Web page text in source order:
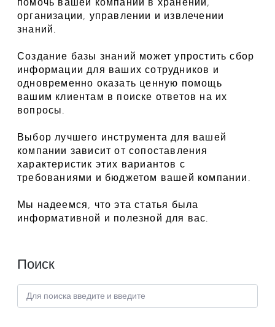
организации, управлении и извлечении
знаний.
Создание базы знаний может упростить сбор
информации для ваших сотрудников и
одновременно оказать ценную помощь
вашим клиентам в поиске ответов на их
вопросы.
Выбор лучшего инструмента для вашей
компании зависит от сопоставления
характеристик этих вариантов с
требованиями и бюджетом вашей компании.
Мы надеемся, что эта статья была
информативной и полезной для вас.
Поиск